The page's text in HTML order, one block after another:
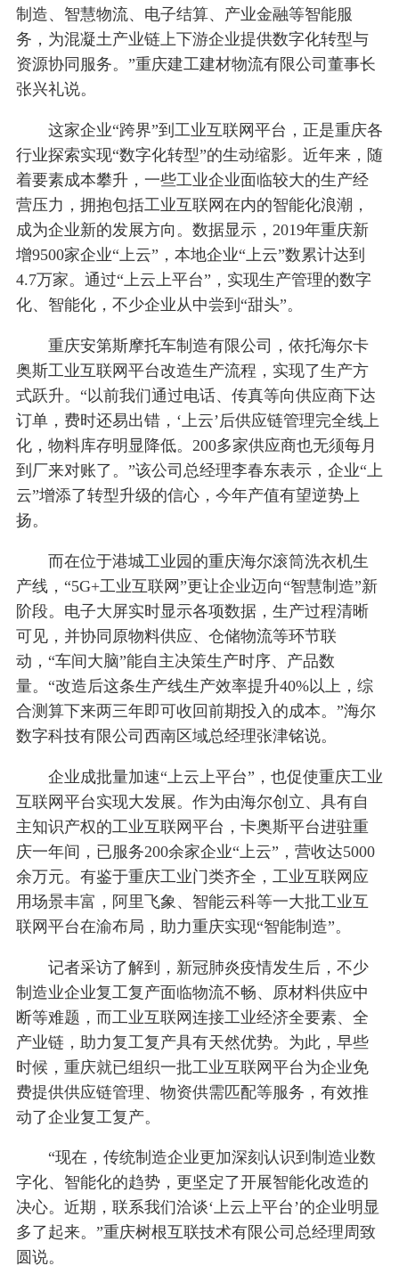
制造、智慧物流、电子结算、产业金融等智能服
务，为混凝土产业链上下游企业提供数字化转型与
资源协同服务。”重庆建工建材物流有限公司董事长
张兴礼说。
这家企业“跨界”到工业互联网平台，正是重庆各
行业探索实现“数字化转型”的生动缩影。近年来，随
着要素成本攀升，一些工业企业面临较大的生产经
营压力，拥抱包括工业互联网在内的智能化浪潮，
成为企业新的发展方向。数据显示，2019年重庆新
增9500家企业“上云”，本地企业“上云”数累计达到
4.7万家。通过“上云上平台”，实现生产管理的数字
化、智能化，不少企业从中尝到“甜头”。
重庆安第斯摩托车制造有限公司，依托海尔卡
奥斯工业互联网平台改造生产流程，实现了生产方
式跃升。“以前我们通过电话、传真等向供应商下达
订单，费时还易出错，‘上云’后供应链管理完全线上
化，物料库存明显降低。200多家供应商也无须每月
到厂来对账了。”该公司总经理李春东表示，企业“上
云”增添了转型升级的信心，今年产值有望逆势上
扬。
而在位于港城工业园的重庆海尔滚筒洗衣机生
产线，“5G+工业互联网”更让企业迈向“智慧制造”新
阶段。电子大屏实时显示各项数据，生产过程清晰
可见，并协同原物料供应、仓储物流等环节联
动，“车间大脑”能自主决策生产时序、产品数
量。“改造后这条生产线生产效率提升40%以上，综
合测算下来两三年即可收回前期投入的成本。”海尔
数字科技有限公司西南区域总经理张津铭说。
企业成批量加速“上云上平台”，也促使重庆工业
互联网平台实现大发展。作为由海尔创立、具有自
主知识产权的工业互联网平台，卡奥斯平台进驻重
庆一年间，已服务200余家企业“上云”，营收达5000
余万元。有鉴于重庆工业门类齐全，工业互联网应
用场景丰富，阿里飞象、智能云科等一大批工业互
联网平台在渝布局，助力重庆实现“智能制造”。
记者采访了解到，新冠肺炎疫情发生后，不少
制造业企业复工复产面临物流不畅、原材料供应中
断等难题，而工业互联网连接工业经济全要素、全
产业链，助力复工复产具有天然优势。为此，早些
时候，重庆就已组织一批工业互联网平台为企业免
费提供供应链管理、物资供需匹配等服务，有效推
动了企业复工复产。
“现在，传统制造企业更加深刻认识到制造业数
字化、智能化的趋势，更坚定了开展智能化改造的
决心。近期，联系我们洽谈‘上云上平台’的企业明显
多了起来。”重庆树根互联技术有限公司总经理周致
圆说。